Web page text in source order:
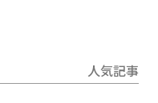
人気記事